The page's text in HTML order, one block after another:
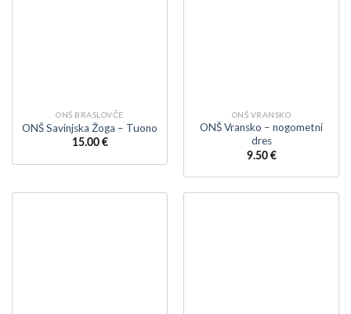
ONŠ BRASLOVČE
ONŠ Savinjska Žoga – Tuono
15.00 €
ONŠ VRANSKO
ONŠ Vransko – nogometni
dres
9.50 €